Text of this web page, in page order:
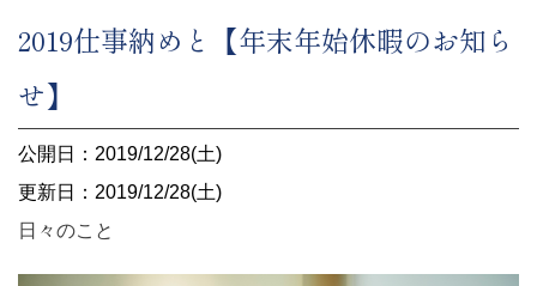
2019仕事納めと【年末年始休暇のお知ら
せ】
公開日：2019/12/28(土)
更新日：2019/12/28(土)
日々のこと